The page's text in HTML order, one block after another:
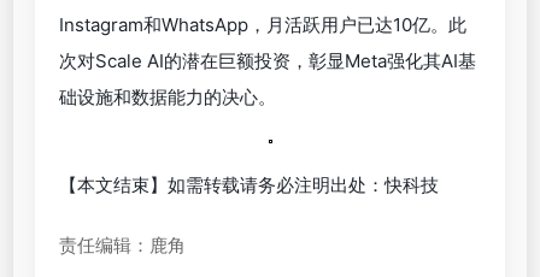
Instagram和WhatsApp，月活跃用户已达10亿。此
次对Scale AI的潜在巨额投资，彰显Meta强化其AI基
础设施和数据能力的决心。
【本文结束】如需转载请务必注明出处：快科技
责任编辑：鹿角